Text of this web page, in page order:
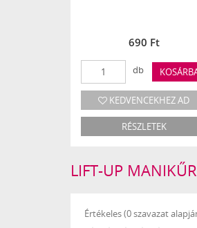
690 Ft
db
KEDVENCEKHEZ AD
RÉSZLETEK
LIFT-UP
Értékeles (0 szavazat